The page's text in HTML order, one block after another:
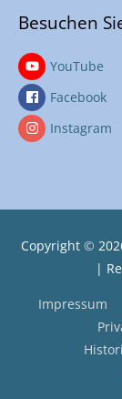
Besuchen
YouTube
Facebook
Instagram
Copyright ©
|
Impressum